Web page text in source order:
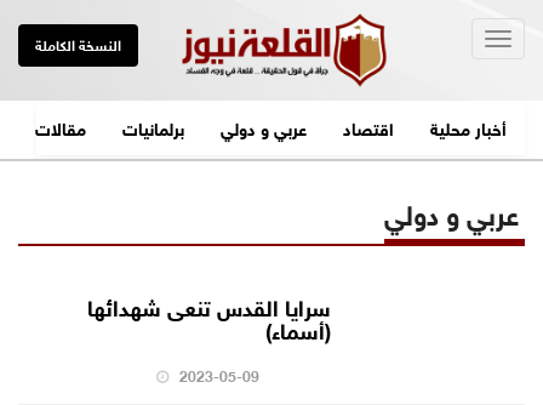
النسخة الكاملة
أخبار محلية اقتصاد عربي و دولي برلمانيات مقالات
عربي و دولي
سرايا القدس تنعى شهدائها
(أسماء)
2023-05-09